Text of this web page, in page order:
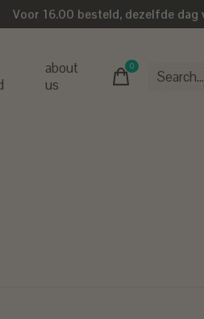
Voor 16.00 besteld, dezelfde dag
about
us
0items